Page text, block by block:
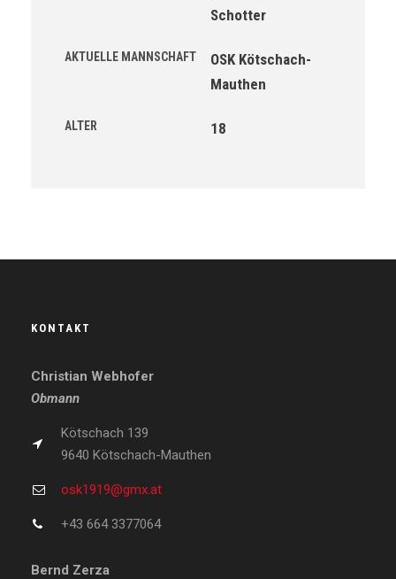
Schotter
AKTUELLE MANNSCHAFT
OSK Kötschach-
Mauthen
ALTER 18
KONTAKT
Christian Webhofer
Obmann
Kötschach 139
9640 Kötschach-Mauthen
osk1919@gmx.at
+43 664 3377064
Bernd Zerza